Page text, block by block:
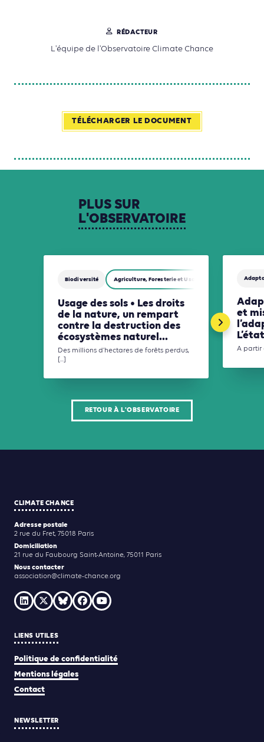
RÉDACTEUR
L'équipe de l'Observatoire Climate Chance
TÉLÉCHARGER LE DOCUMENT
PLUSSUR
L'OBSERVATOIRE
Biodiversité Agriculture, Foresterie et Usages des sols
Usage des sols • Les droits
de la nature, un rempart
contre la destruction des
écosystèmes naturel...
Des millions d’hectares de forêts perdus,
[...]
et
A partir
RETOUR À L'OBSERVATOIRE
CLIMATE CHANCE
Adresse postale
2 rue du Fret, 75018 Paris
Domiciliation
21 rue du Faubourg Saint-Antoine, 75011 Paris
Nous contacter
association@climate-chance.org
LIENS UTILES
Politique de confidentialité
Mentions légales
Contact
NEWSLETTER